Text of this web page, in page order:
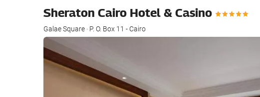
Sheraton Cairo Hotel & Casino
Galae Square · P. O. Box 11 - Cairo